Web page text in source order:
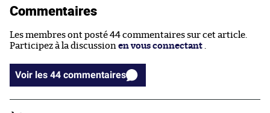
Commentaires
Les membres ont posté 44 commentaires sur cet article.
Participez à la discussion en vous connectant
Voir les 44 commentaires